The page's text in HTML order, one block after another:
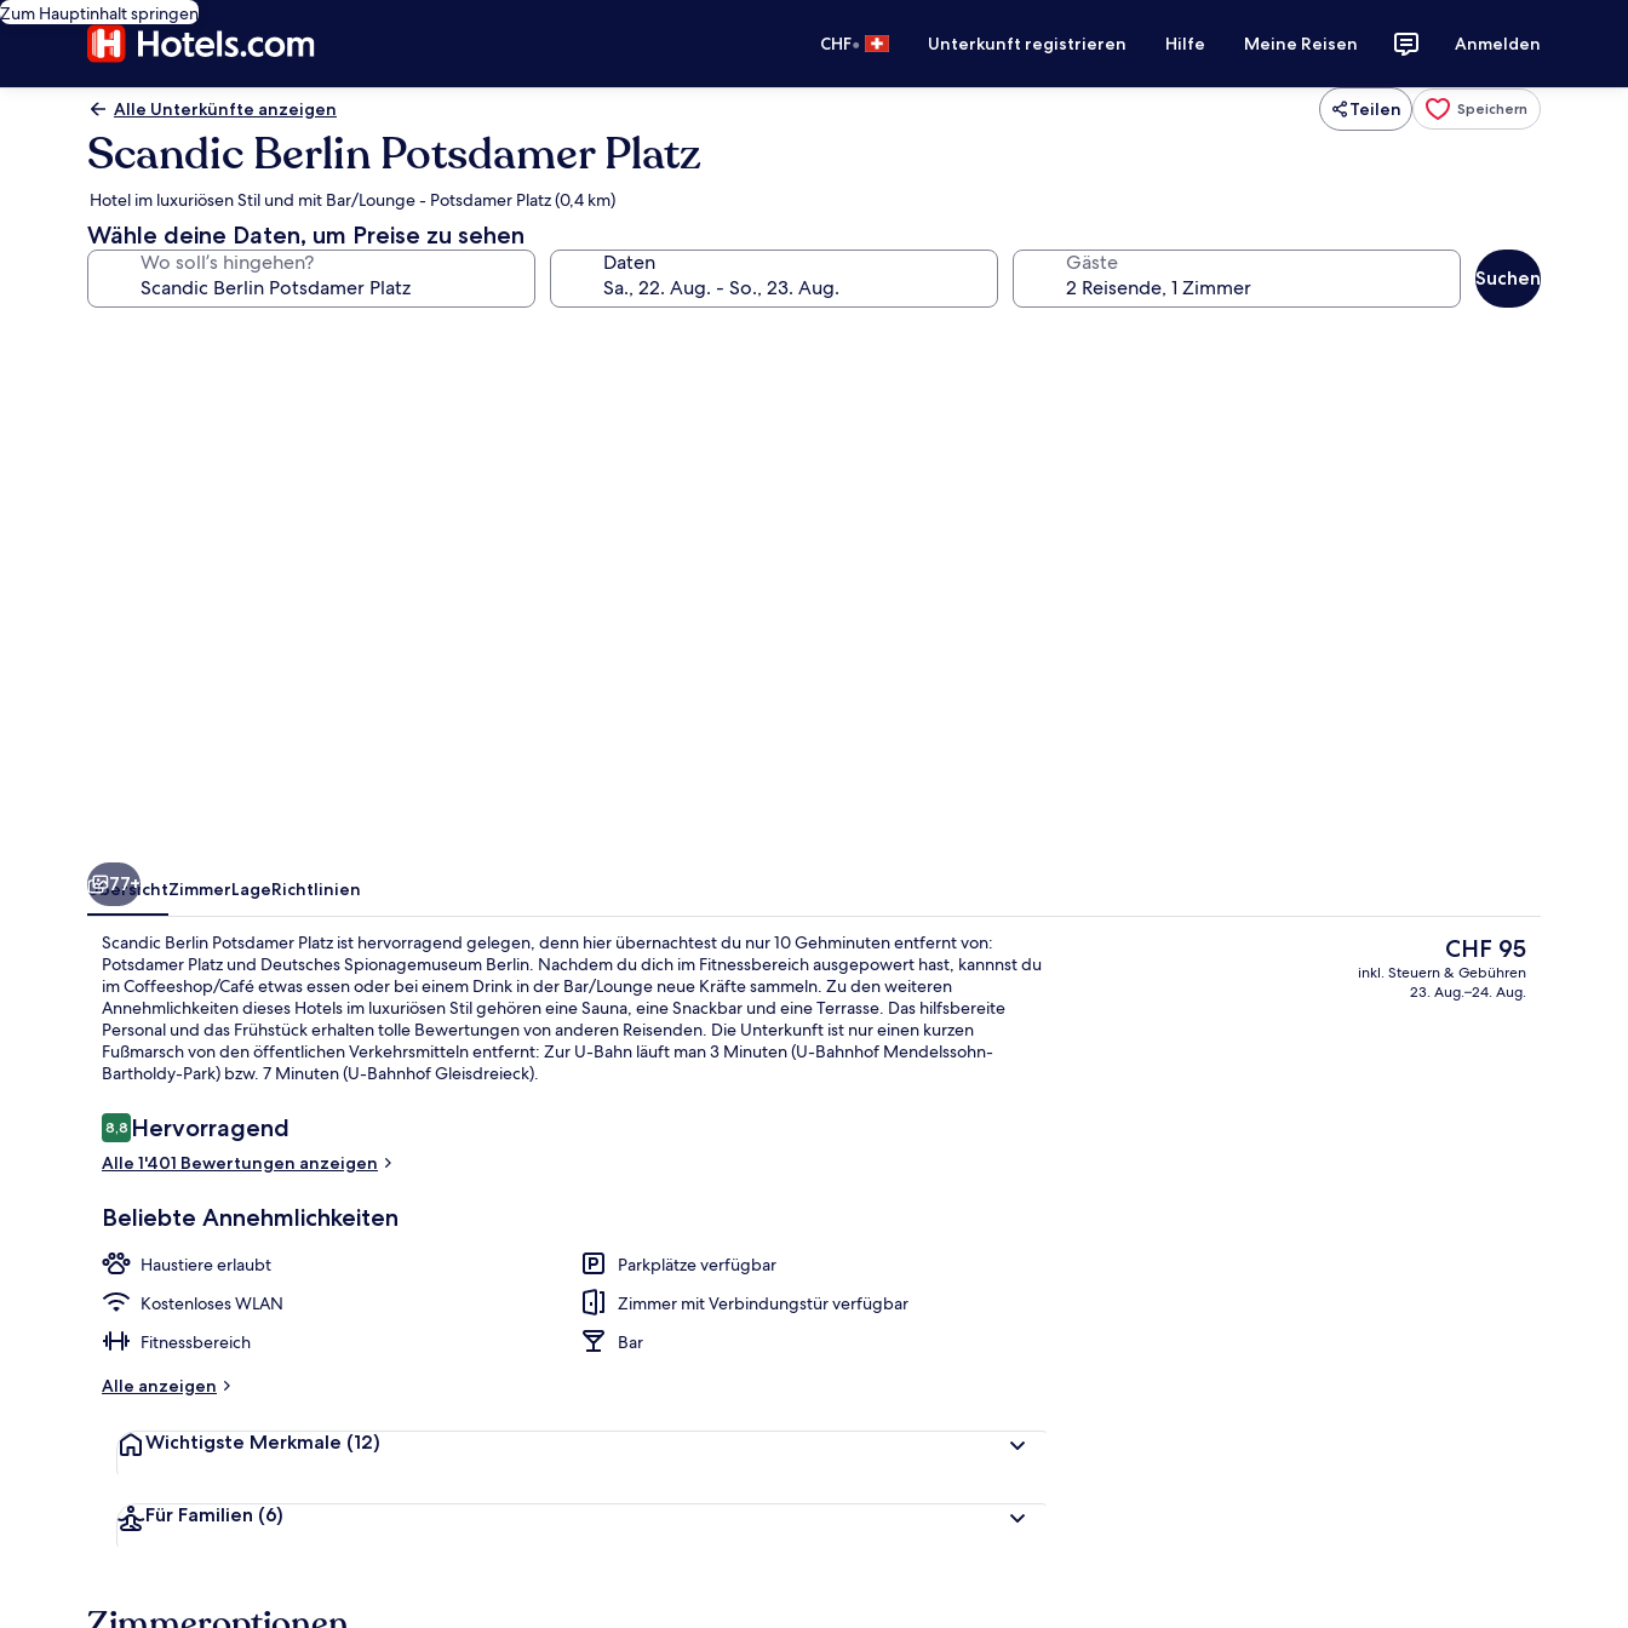
Zum Hauptinhalt springen
CHF• Unterkunft registrieren Hilfe Meine Reisen Anmelden
Alle Unterkünfte anzeigen Teilen Speichern
Scandic Berlin Potsdamer Platz
Hotel im luxuriösen Stil und mit Bar/Lounge - Potsdamer Platz (0,4 km)
Wähle deine Daten, um Preise zu sehen
Wo soll’s hingehen? Daten Gäste
Suchen
Superior-Doppelzimmer
77+
ÜbersichtZimmerLageRichtlinien
Scandic Berlin Potsdamer Platz ist hervorragend gelegen, denn hier übernachtest du nur 10 Gehminuten entfernt von:
Potsdamer Platz und Deutsches Spionagemuseum Berlin. Nachdem du dich im Fitnessbereich ausgepowert hast, kannnst du
im Coffeeshop/Café etwas essen oder bei einem Drink in der Bar/Lounge neue Kräfte sammeln. Zu den weiteren
Annehmlichkeiten dieses Hotels im luxuriösen Stil gehören eine Sauna, eine Snackbar und eine Terrasse. Das hilfsbereite
Personal und das Frühstück erhalten tolle Bewertungen von anderen Reisenden. Die Unterkunft ist nur einen kurzen
Fußmarsch von den öffentlichen Verkehrsmitteln entfernt: Zur U-Bahn läuft man 3 Minuten (U-Bahnhof Mendelssohn-
Bartholdy-Park) bzw. 7 Minuten (U-Bahnhof Gleisdreieck).
Bewertungen
8,88,8 von 10.
Hervorragend
Alle 1'401 Bewertungen anzeigen
Beliebte Annehmlichkeiten
Haustiere erlaubt
Parkplätze verfügbar
Kostenloses WLAN
Zimmer mit Verbindungstür verfügbar
Fitnessbereich
Bar
Alle anzeigen
Wichtigste Merkmale (12)
Für Familien (6)
Der
aktuelle
Preis
CHF 95
inkl. Steuern & Gebühren
23. Aug.–24. Aug.